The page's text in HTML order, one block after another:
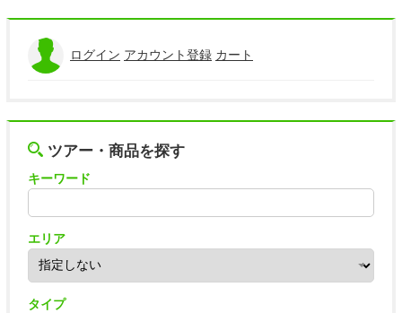
ログイン アカウント登録 カート
ツアー・商品を探す
キーワード
エリア
タイプ